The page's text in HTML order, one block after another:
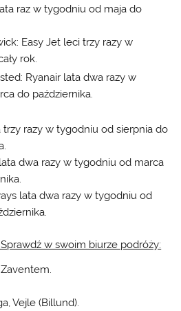
raz w tygodniu od maja do
Easy Jet leci trzy razy w
rok.
Ryanair lata dwa razy w
do października.
trzy razy w tygodniu od sierpnia do
dwa razy w tygodniu od marca
lata dwa razy w tygodniu od
w swoim biurze podróży:
Vejle (Billund).